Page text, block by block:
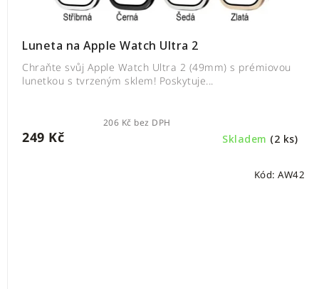
Luneta na Apple Watch Ultra 2
Skladem (2 ks)
206 Kč bez DPH
249 Kč
Chraňte svůj Apple Watch Ultra 2 (49mm) s prémiovou
lunetkou s tvrzeným sklem! Poskytuje...
Kód: AW42